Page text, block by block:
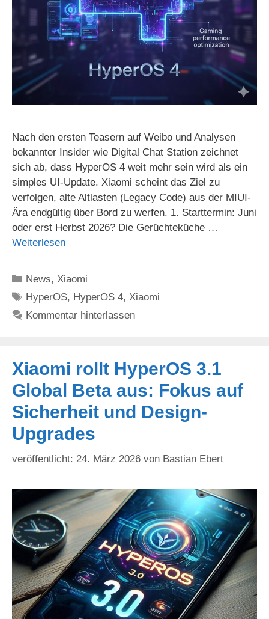
Nach den ersten Teasern auf Weibo und Analysen
bekannter Insider wie Digital Chat Station zeichnet
sich ab, dass HyperOS 4 weit mehr sein wird als ein
simples UI-Update. Xiaomi scheint das Ziel zu
verfolgen, alte Altlasten (Legacy Code) aus der MIUI-
Ära endgültig über Bord zu werfen. 1. Starttermin: Juni
oder erst Herbst 2026? Die Gerüchteküche …
Weiterlesen
Kategorien
News,Xiaomi
Schlagwörter
HyperOS, HyperOS 4,Xiaomi
Kommentar hinterlassen
Xiaomi rollt HyperOS 3.1
Global Beta aus: Fokus auf
Sicherheit und Design-
Upgrades
24. März 2026 von Bastian Ebert